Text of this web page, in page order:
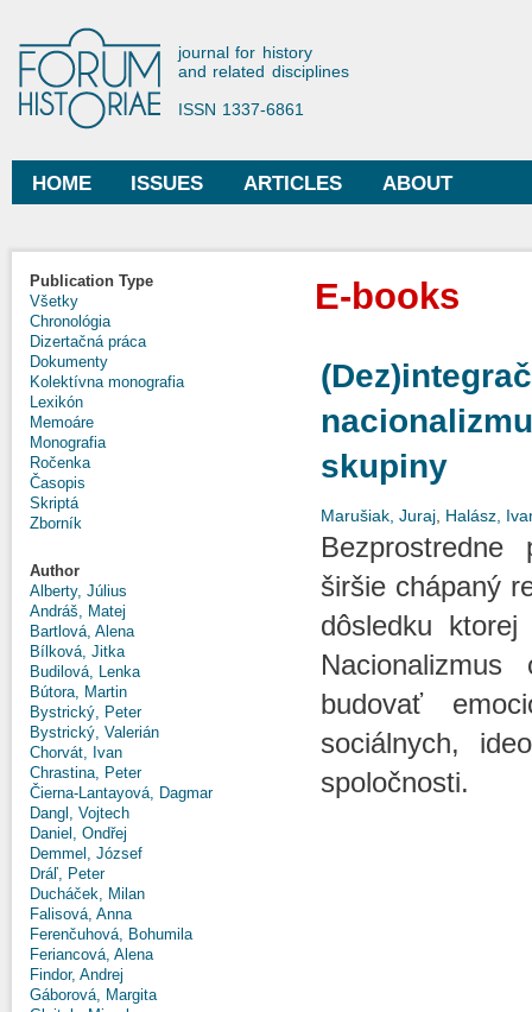
Forum Historiae
journal for history
and related disciplines
ISSN 1337-6861
Main menu
HOME ISSUES ARTICLES ABOUT
Publication Type
Všetky
Chronológia
Dizertačná práca
Dokumenty
Kolektívna monografia
Lexikón
Memoáre
Monografia
Ročenka
Časopis
Skriptá
Zborník
Author
Alberty, Július
Andráš, Matej
Bartlová, Alena
Bílková, Jitka
Budilová, Lenka
Bútora, Martin
Bystrický, Peter
Bystrický, Valerián
Chorvát, Ivan
Chrastina, Peter
Čierna-Lantayová, Dagmar
Dangl, Vojtech
Daniel, Ondřej
Demmel, József
Dráľ, Peter
Ducháček, Milan
Falisová, Anna
Ferenčuhová, Bohumila
Feriancová, Alena
Findor, Andrej
Gáborová, Margita
E-books
skupiny
Marušiak, Juraj Halász,
širšie chápaný
dôsledku
budovať
sociálnych,
spoločnosti.